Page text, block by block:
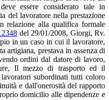
essere considerato tale in
del lavoratore nella prestazione
relazione alla qualifica formale
del 29/01/2008, Giorgi, Rv.
in un caso in cui il lavoratore,
artigiana, prestava in assenza di
ordini dal datore di lavoro,
Il mezzo di trasporto ed il
subordinati tutti coloro
e dall'onerosità del rapporto
domicilio alle dipendenze e